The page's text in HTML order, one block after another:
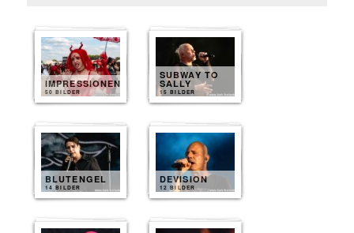
IMPRESSIONEN
50 BILDER
SUBWAY TO
SALLY
15 BILDER
BLUTENGEL
14 BILDER
DEVISION
12 BILDER